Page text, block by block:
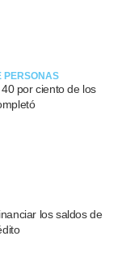
PERSONAS
por ciento de los
los saldos de